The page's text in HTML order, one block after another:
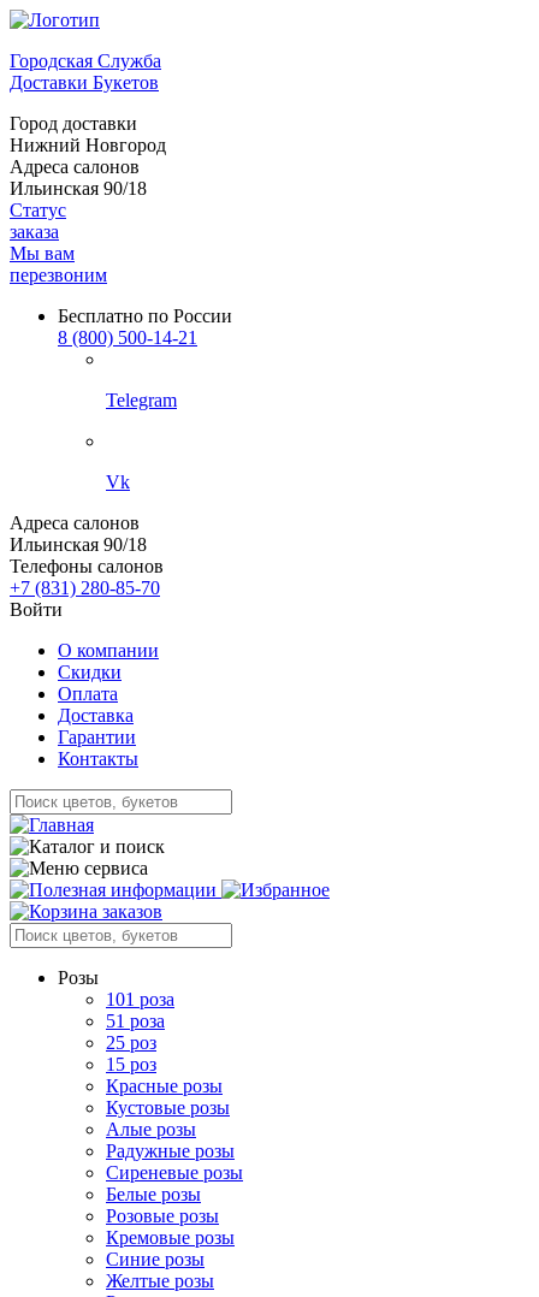
Городская Служба
Доставки Букетов
Город доставки
Нижний Новгород
Адреса салонов
Ильинская 90/18
Статус
заказа
Мы вам
перезвоним
Бесплатно по России
8 (800) 500-14-21
Telegram
Vk
Адреса салонов
Ильинская 90/18
Телефоны салонов
+7 (831) 280-85-70
Войти
О компании
Скидки
Оплата
Доставка
Гарантии
Контакты
Розы
101 роза
51 роза
25 роз
15 роз
Красные розы
Кустовые розы
Алые розы
Радужные розы
Сиреневые розы
Белые розы
Розовые розы
Кремовые розы
Синие розы
Желтые розы